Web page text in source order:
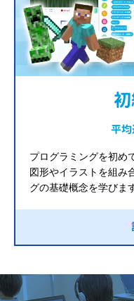
平
プログラミングを初め
図形やイラストを組み
グの基礎概念を学びま